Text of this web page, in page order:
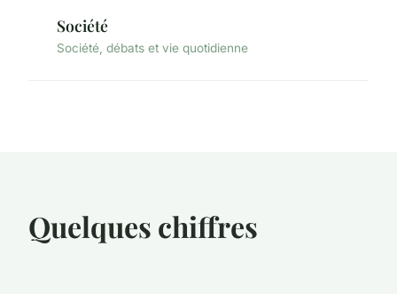
Société
Société, débats et vie quotidienne
Quelques chiffres